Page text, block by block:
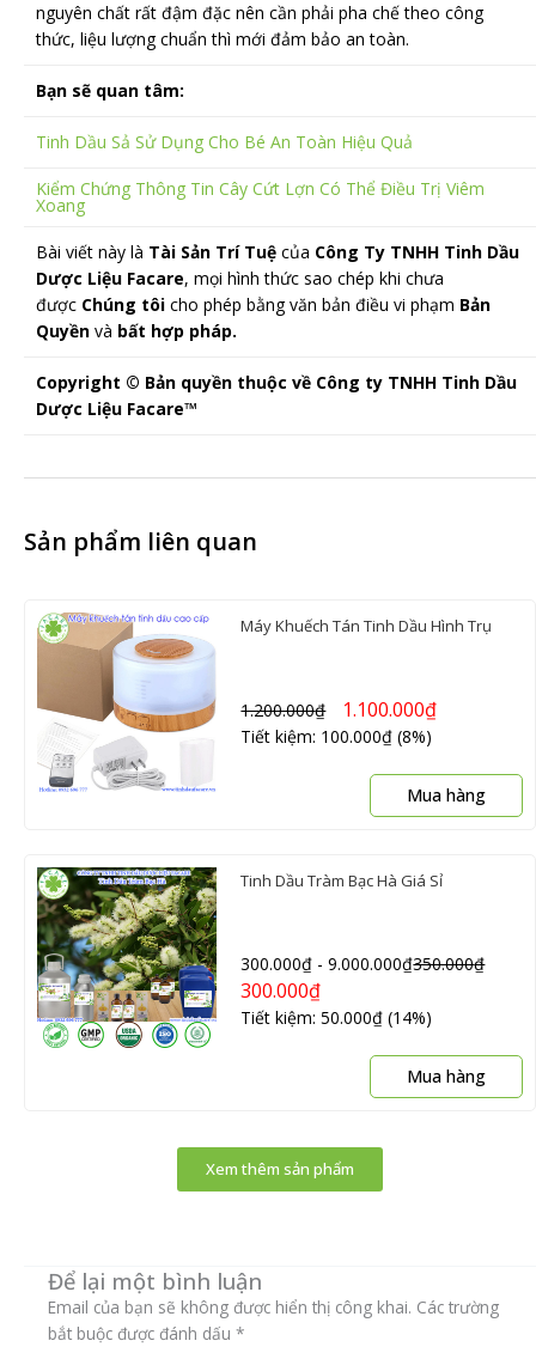
nguyên chất rất đậm đặc nên cần phải pha chế theo công
thức, liệu lượng chuẩn thì mới đảm bảo an toàn.
Bạn sẽ quan tâm:
Tinh Dầu Sả Sử Dụng Cho Bé An Toàn Hiệu Quả
Kiểm Chứng Thông Tin Cây Cứt Lợn Có Thể Điều Trị Viêm
Xoang
Bài viết này là Tài Sản Trí Tuệ của Công Ty TNHH Tinh Dầu
Dược Liệu Facare, mọi hình thức sao chép khi chưa
được Chúng tôi cho phép bằng văn bản điều vi phạm Bản
Quyền và bất hợp pháp.
Copyright © Bản quyền thuộc về Công ty TNHH Tinh Dầu
Dược Liệu Facare™
Sản phẩm liên quan
Máy Khuếch Tán Tinh Dầu Hình Trụ
1.200.000₫ 1.100.000₫
Tiết kiệm: 100.000₫ (8%)
Mua hàng
Tinh Dầu Tràm Bạc Hà Giá Sỉ
300.000₫ -9.000.000₫350.000₫
300.000₫
Tiết kiệm: 50.000₫ (14%)
Mua hàng
Xem thêm sản phẩm
Để lại một bình luận
Email của bạn sẽ không được hiển thị công khai. Các trường
bắt buộc được đánh dấu *